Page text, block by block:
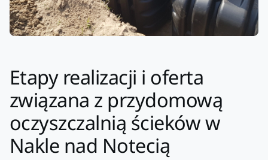
Etapy realizacji i oferta
związana z przydomową
oczyszczalnią ścieków w
Nakle nad Notecią